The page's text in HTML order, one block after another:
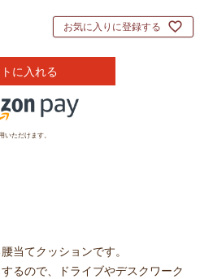
お気に入りに登録する
に入れる
いただけます。
当てクッションです。
るので、ドライブやデスクワーク